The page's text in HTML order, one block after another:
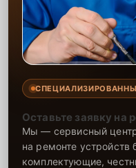
Оставьте заявку на
Мы — сервисный
на ремонте устройств
комплектующие,